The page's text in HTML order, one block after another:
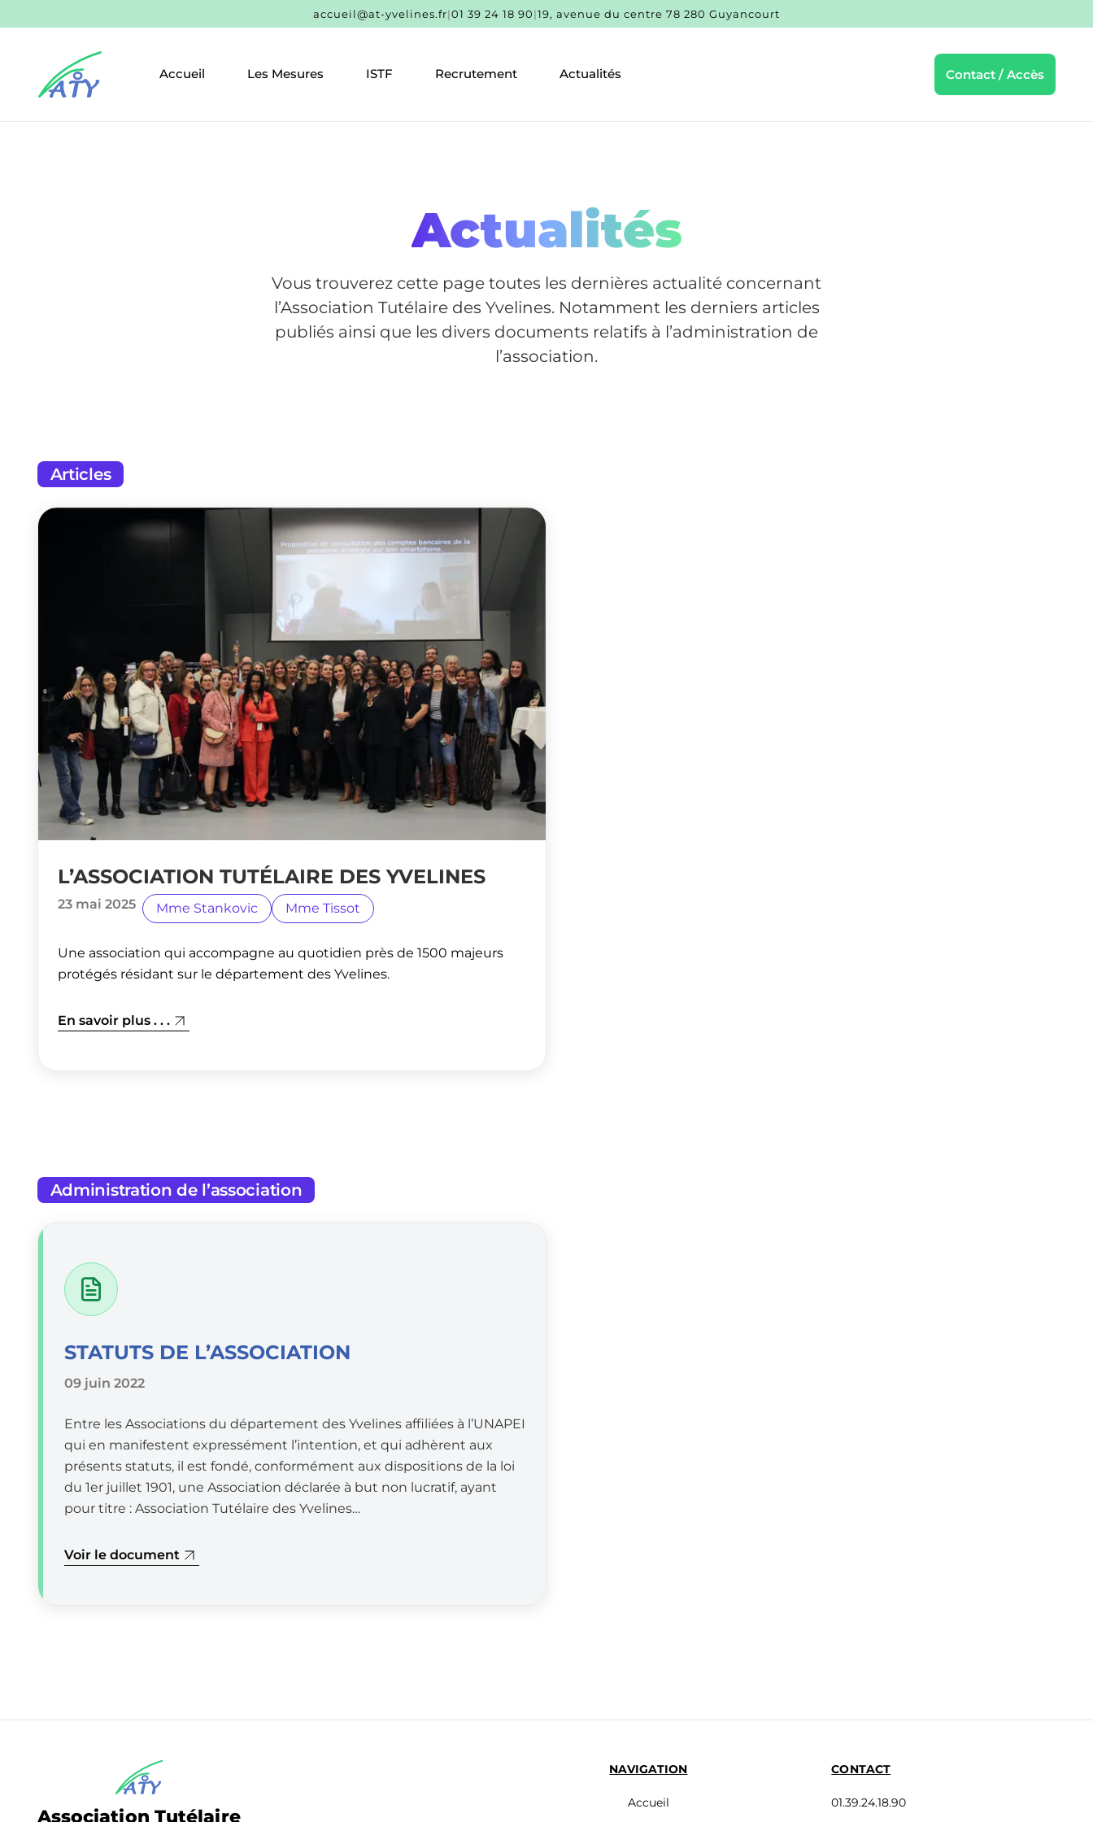
accueil@at-yvelines.fr|01 39 24 18 90|19, avenue du centre 78 280 Guyancourt
Accueil Les Mesures ISTF Recrutement Actualités Contact / Accès
Actualités
Vous trouverez cette page toutes les dernières actualité concernant
l’Association Tutélaire des Yvelines. Notamment les derniers articles
publiés ainsi que les divers documents relatifs à l’administration de
l’association.
Articles
L’ASSOCIATION TUTÉLAIRE DES YVELINES
23 mai 2025 Mme Stankovic Mme Tissot
Une association qui accompagne au quotidien près de 1500 majeurs
protégés résidant sur le département des Yvelines.
En savoir plus . . .
Administration de l’association
STATUTS DE L’ASSOCIATION
09 juin 2022
Entre les Associations du département des Yvelines affiliées à l’UNAPEI
qui en manifestent expressément l’intention, et qui adhèrent aux
présents statuts, il est fondé, conformément aux dispositions de la loi
du 1er juillet 1901, une Association déclarée à but non lucratif, ayant
pour titre : Association Tutélaire des Yvelines…
Voir le document
Association Tutélaire
NAVIGATION
Accueil
CONTACT
01.39.24.18.90